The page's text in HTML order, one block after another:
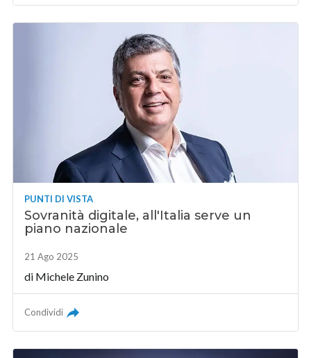
PUNTI DI VISTA
Sovranità digitale, all'Italia serve un
piano nazionale
21 Ago 2025
di Michele Zunino
Condividi